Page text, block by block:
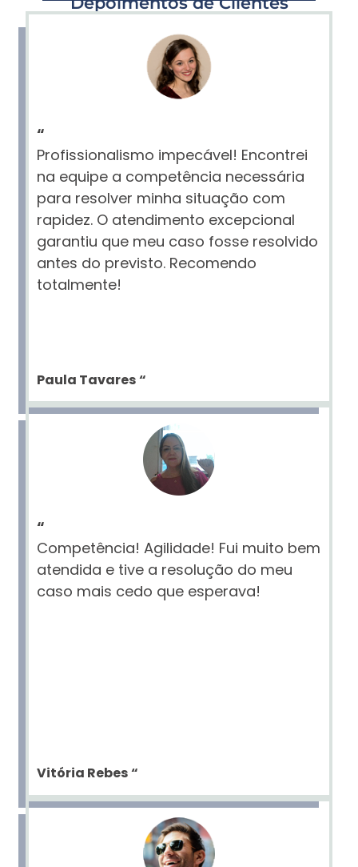
“
Profissionalismo impecável! Encontrei
na equipe a competência necessária
para resolver minha situação com
rapidez. O atendimento excepcional
garantiu que meu caso fosse resolvido
antes do previsto. Recomendo
totalmente!
Paula Tavares“
“
Competência! Agilidade! Fui muito bem
atendida e tive a resolução do meu
caso mais cedo que esperava!
Vitória Rebes“